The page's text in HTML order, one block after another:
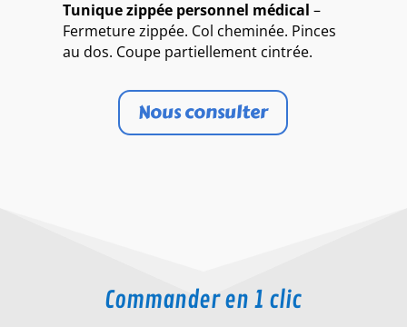
Tunique zippée personnel médical –
Fermeture zippée. Col cheminée. Pinces
au dos. Coupe partiellement cintrée.
Nous consulter
Commander en 1 clic